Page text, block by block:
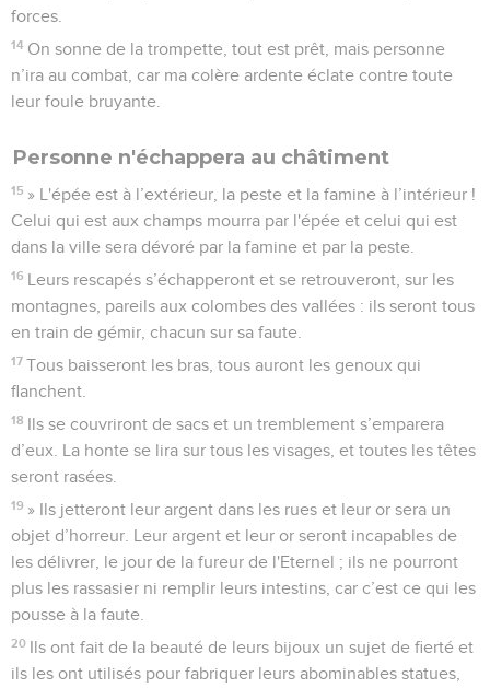
forces.
14 On sonne de la trompette, tout est prêt, mais personne
n’ira au combat, car ma colère ardente éclate contre toute
leur foule bruyante.
Personne n'échappera au châtiment
15 » L'épée est à l’extérieur, la peste et la famine à l’intérieur !
Celui qui est aux champs mourra par l'épée et celui qui est
dans la ville sera dévoré par la famine et par la peste.
16 Leurs rescapés s’échapperont et se retrouveront, sur les
montagnes, pareils aux colombes des vallées : ils seront tous
en train de gémir, chacun sur sa faute.
17 Tous baisseront les bras, tous auront les genoux qui
flanchent.
18 Ils se couvriront de sacs et un tremblement s’emparera
d’eux. La honte se lira sur tous les visages, et toutes les têtes
seront rasées.
19 » Ils jetteront leur argent dans les rues et leur or sera un
objet d’horreur. Leur argent et leur or seront incapables de
les délivrer, le jour de la fureur de l'Eternel ; ils ne pourront
plus les rassasier ni remplir leurs intestins, car c’est ce qui les
pousse à la faute.
20 Ils ont fait de la beauté de leurs bijoux un sujet de fierté et
ils les ont utilisés pour fabriquer leurs abominables statues,